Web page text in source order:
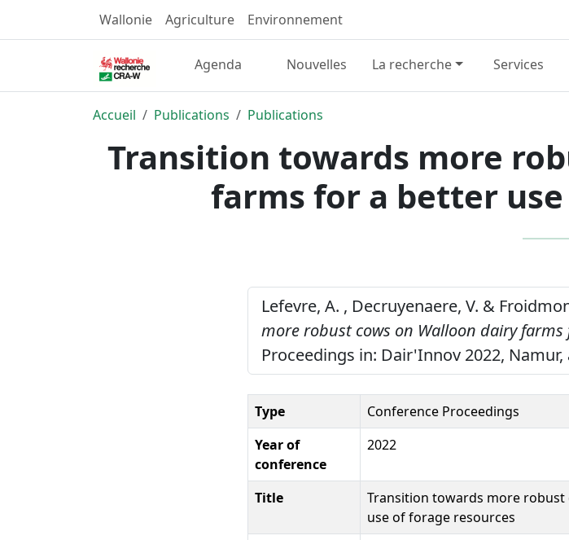
Wallonie Agriculture Environnement
Agenda Nouvelles La recherche Services
Accueil Publications Publications
Transition towards more
farms for a better
Lefevre, A. , Decruyenaere, V. &
more robust cows on Walloon dairy
Proceedings in: Dair'Innov 2022, Namur,
Type
Conference Proceedings
Year of
conference
2022
Title
Transition towards more
use of forage resources